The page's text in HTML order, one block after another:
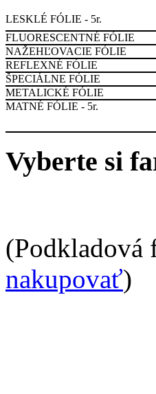
LESKLÉ FÓLIE - 5r.
FLUORESCENTNÉ FÓLIE
NAŽEHĽOVACIE FÓLIE
REFLEXNÉ FÓLIE
ŠPECIÁLNE FÓLIE
METALICKÉ FÓLIE
MATNÉ FÓLIE - 5r.
Vyberte si
(Podkladová
nakupovať)